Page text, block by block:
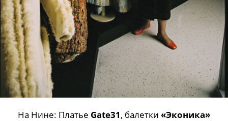
На Нине: Платье Gate31, балетки «Эконика»